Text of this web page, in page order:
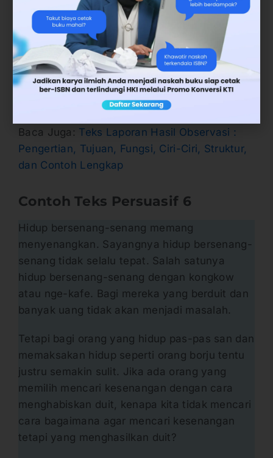
banyak orang yang mulai berkebun di depan
rumah mereka. Selain menghemat uang
belanja, sebagai antisipasi ketika terjadi
lockdown. Ketika ada pembatasan keluar
rumah seperti ke pasar beli sayur mayur, kita
tidak perlu khawatir lagi. karena kita bisa
panen dari sayuran yang ditanam di rumah.
Baca Juga: Teks Laporan Hasil Observasi :
Pengertian, Tujuan, Fungsi, Ciri-Ciri, Struktur,
dan Contoh Lengkap
Contoh Teks Persuasif 6
Hidup bersenang-senang memang
menyenangkan. Sayangnya hidup bersenang-
senang tidak selalu tepat. Salah satunya
hidup bersenang-senang dengan kongkow
atau nge-kafe. Bagi mereka yang berduit dan
banyak uang tidak akan menjadi masalah.
Tetapi bagi orang yang hidup pas-pas san dan
memaksakan hidup seperti orang borju tentu
justru semakin sulit. Jika ada orang yang
memilih mencari kesenangan dengan cara
menghabiskan duit, kenapa kita tidak mencari
cara bagaimana agar mencari kesenangan
tetapi yang menghasilkan duit?